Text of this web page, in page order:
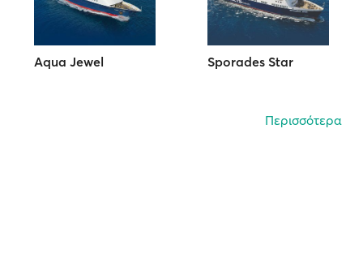
Aqua Jewel Sporades Star
Περισσότερα